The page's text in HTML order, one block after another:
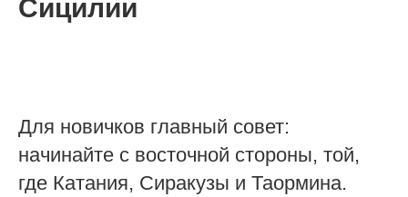
Сицилии
Для новичков главный совет:
начинайте с восточной стороны, той,
где Катания, Сиракузы и Таормина.